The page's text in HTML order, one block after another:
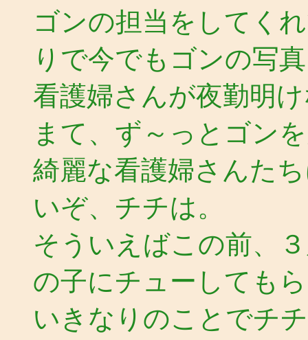
ゴンの担当をしてく
りで今でもゴンの写
看護婦さんが夜勤明
まて、ず～っとゴン
綺麗な看護婦さんた
いぞ、チチは。
そういえばこの前、
の子にチューしても
いきなりのことでチ